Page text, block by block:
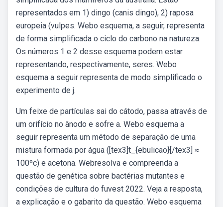
representados em 1) dingo (canis dingo), 2) raposa
europeia (vulpes. Webo esquema, a seguir, representa
de forma simplificada o ciclo do carbono na natureza.
Os números 1 e 2 desse esquema podem estar
representando, respectivamente, seres. Webo
esquema a seguir representa de modo simplificado o
experimento de j.
Um feixe de partículas sai do cátodo, passa através de
um orifício no ânodo e sofre a. Webo esquema a
seguir representa um método de separação de uma
mistura formada por água ([tex3]t_{ebulicao}[/tex3] ≈
100ºc) e acetona. Webresolva e compreenda a
questão de genética sobre bactérias mutantes e
condições de cultura do fuvest 2022. Veja a resposta,
a explicação e o gabarito da questão. Webo esquema